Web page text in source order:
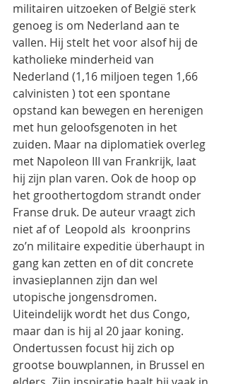
militairen uitzoeken of België sterk
genoeg is om Nederland aan te
vallen. Hij stelt het voor alsof hij de
katholieke minderheid van
Nederland (1,16 miljoen tegen 1,66
calvinisten ) tot een spontane
opstand kan bewegen en herenigen
met hun geloofsgenoten in het
zuiden. Maar na diplomatiek overleg
met Napoleon III van Frankrijk, laat
hij zijn plan varen. Ook de hoop op
het groothertogdom strandt onder
Franse druk. De auteur vraagt zich
niet af of  Leopold als  kroonprins
zo’n militaire expeditie überhaupt in
gang kan zetten en of dit concrete
invasieplannen zijn dan wel
utopische jongensdromen.
Uiteindelijk wordt het dus Congo,
maar dan is hij al 20 jaar koning.
Ondertussen focust hij zich op
grootse bouwplannen, in Brussel en